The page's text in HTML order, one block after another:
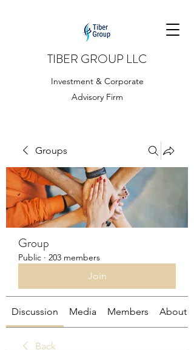
TIBER GROUP LLC
Investment & Corporate
Advisory Firm
Groups
Group
Public · 203 members
Join
Discussion Media Members About
Back